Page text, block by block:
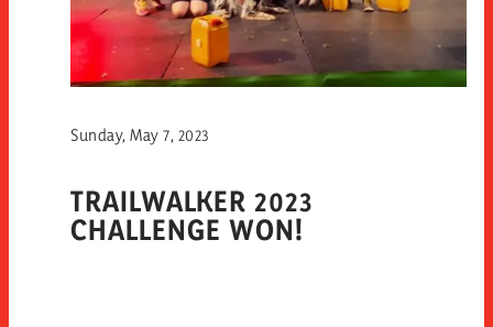
TRAILWALKER 2023
CHALLENGE WON!
Sunday, May 7, 2023